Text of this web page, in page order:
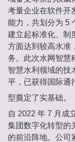
考量企业在软件开
能力，共划分为 5
建立起标准化、制
方面达到较高水准
务。此次水网智慧
智慧水利领域的技
平，已获得国际通
型奠定了实基础。
自 2022 年 7 月成
集团数字化转型的
的前沿阵地。公司